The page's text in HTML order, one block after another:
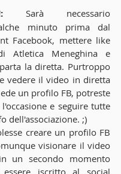
Sarà necessario
minuto prima dal
Facebook, mettere like
Atletica Meneghina e
la diretta. Purtroppo
vedere il video in diretta
un profilo FB, potreste
e seguire tutte
dell'associazione. ;)
creare un profilo FB
visionare il video
un secondo momento
essere iscritto al social